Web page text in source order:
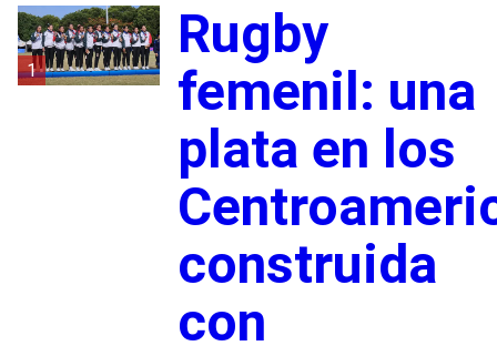
1
Rugby
femenil: una
plata en los
construida
con